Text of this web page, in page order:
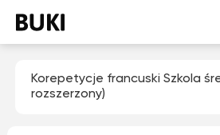
Korepetycje francuski Szkola
rozszerzony)